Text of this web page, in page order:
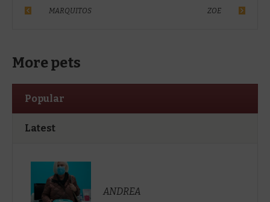
MARQUITOS ZOE
More pets
Popular
Latest
ANDREA